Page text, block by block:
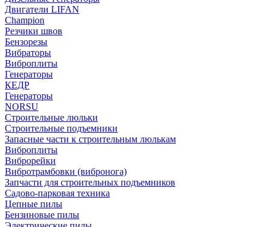
Двигатели LIFAN
Champion
Резчики швов
Бензорезы
Вибраторы
Виброплиты
Генераторы
КЕДР
Генераторы
NORSU
Строительные люльки
Строительные подъемники
Запасные части к строительным люлькам
Виброплиты
Виброрейки
Вибротрамбовки (вибронога)
Запчасти для строительных подъемников
Садово-парковая техника
Цепные пилы
Бензиновые пилы